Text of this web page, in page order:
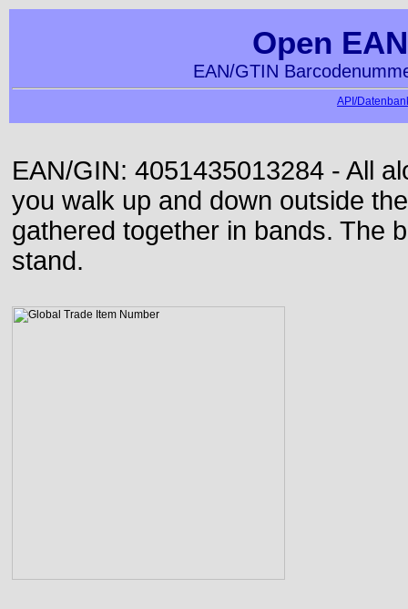
Open
EAN/GTIN
API/
EAN/GIN: 4051435013284 - All
you walk up and down outside
gathered together in bands. The
stand.